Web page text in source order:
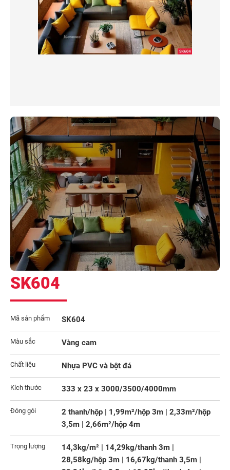
SK604
Mã sản phẩm SK604
Màu sắc Vàng cam
Chất liệu Nhựa PVC và bột đá
Kích thước 333 x 23 x 3000/3500/4000mm
Đóng gói
2 thanh/hộp | 1,99m²/hộp 3m | 2,33m²/hộp
3,5m | 2,66m²/hộp 4m
Trọng lượng
14,3kg/m² | 14,29kg/thanh 3m |
28,58kg/hộp 3m | 16,67kg/thanh 3,5m |